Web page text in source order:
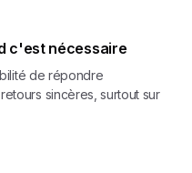
c'est nécessaire
de répondre
sincères, surtout sur